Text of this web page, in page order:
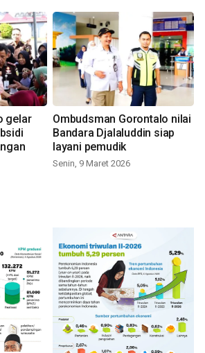
gelar
Ombudsman Gorontalo nilai
Bandara Djalaluddin siap
layani pemudik
Senin, 9 Maret 2026